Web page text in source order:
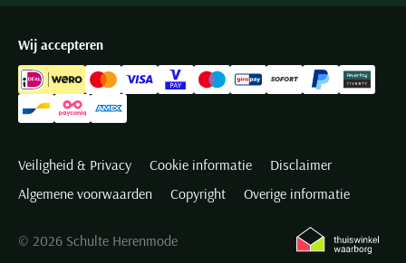
Wij accepteren
Veiligheid & Privacy Cookie informatie
Disclaimer
Algemene voorwaarden
Copyright Overige informatie
© 2026 Schulte Herenmode